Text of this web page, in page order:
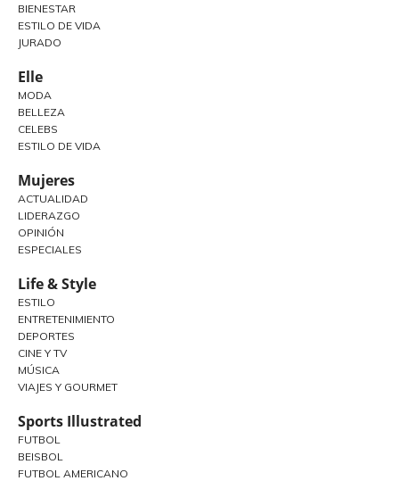
BIENESTAR
ESTILO DE VIDA
JURADO
Elle
MODA
BELLEZA
CELEBS
ESTILO DE VIDA
Mujeres
ACTUALIDAD
LIDERAZGO
OPINIÓN
ESPECIALES
Life & Style
ESTILO
ENTRETENIMIENTO
DEPORTES
CINE Y TV
MÚSICA
VIAJES Y GOURMET
Sports Illustrated
FUTBOL
BEISBOL
FUTBOL AMERICANO